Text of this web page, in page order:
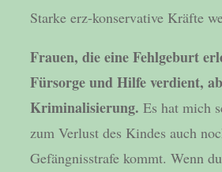
Starke erz-konservative Kräfte
Frauen, die eine Fehlgeburt
Fürsorge und Hilfe verdient,
Kriminalisierung. Es hat mich
zum Verlust des Kindes auch
Gefängnisstrafe kommt. Wenn